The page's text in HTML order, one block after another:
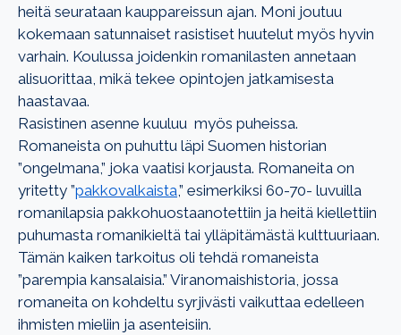
heitä seurataan kauppareissun ajan. Moni joutuu
kokemaan satunnaiset rasistiset huutelut myös hyvin
varhain. Koulussa joidenkin romanilasten annetaan
alisuorittaa, mikä tekee opintojen jatkamisesta
haastavaa.
Rasistinen asenne kuuluu myös puheissa.
Romaneista on puhuttu läpi Suomen historian
”ongelmana,” joka vaatisi korjausta. Romaneita on
yritetty ”pakkovalkaista,” esimerkiksi 60-70- luvuilla
romanilapsia pakkohuostaanotettiin ja heitä kiellettiin
puhumasta romanikieltä tai ylläpitämästä kulttuuriaan.
Tämän kaiken tarkoitus oli tehdä romaneista
”parempia kansalaisia.” Viranomaishistoria, jossa
romaneita on kohdeltu syrjivästi vaikuttaa edelleen
ihmisten mieliin ja asenteisiin.